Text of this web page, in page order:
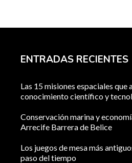
ENTRADAS RECIENTES
Las 15 misiones espaciales que
conocimiento científico y
Conservación marina y
Arrecife Barrera de Belice
Los juegos de mesa más
paso del tiempo